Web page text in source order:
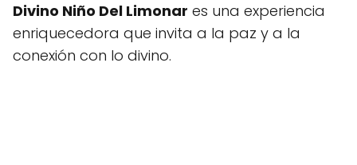
Divino Niño Del Limonar es una experiencia
enriquecedora que invita a la paz y a la
conexión con lo divino.